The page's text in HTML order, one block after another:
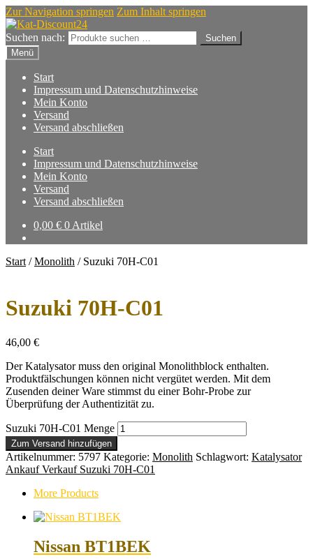
Zur Navigation springen Zum Inhalt springen
Suchen nach:
Suchen
Menü
Start
Impressum und Datenschutzhinweise
Mein Konto
Versand
Versand abschließen
Start
Impressum und Datenschutzhinweise
Mein Konto
Versand
Versand abschließen
0,00 € 0 Artikel
Start /Monolith / Suzuki 70H-C01
Suzuki 70H-C01
46,00 €
Der Katalysator muss den original Monolithblock enthalten.
Produktfälschungen können nicht vergütet werden. Mit dem
Zusenden deiner Ware stimmst du einer Bohr-Probe zur
Überprüfung der Authentizität zu.
Suzuki 70H-C01 Menge
Zum Versand hinzufügen
Artikelnummer: 5797 Kategorie: Monolith Schlagwort: Katalysator
Ankauf Verkauf Suzuki 70H-C01
More Products
Nissan BT1BEK